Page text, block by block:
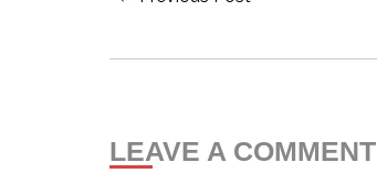
LEAVE A COMMENT